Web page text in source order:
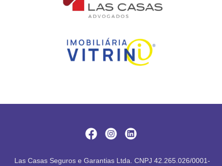
Las Casas Seguros e Garantias Ltda. CNPJ 42.265.026/0001-